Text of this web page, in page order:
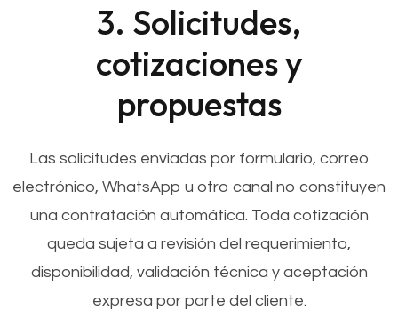
3. Solicitudes,
cotizaciones y
propuestas
Las solicitudes enviadas por formulario, correo
electrónico, WhatsApp u otro canal no constituyen
una contratación automática. Toda cotización
queda sujeta a revisión del requerimiento,
disponibilidad, validación técnica y aceptación
expresa por parte del cliente.